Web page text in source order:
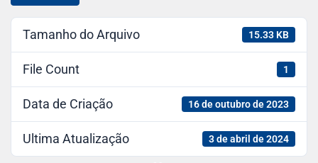
Tamanho do Arquivo 15.33 KB
File Count 1
Data de Criação 16 de outubro de 2023
Ultima Atualização 3 de abril de 2024